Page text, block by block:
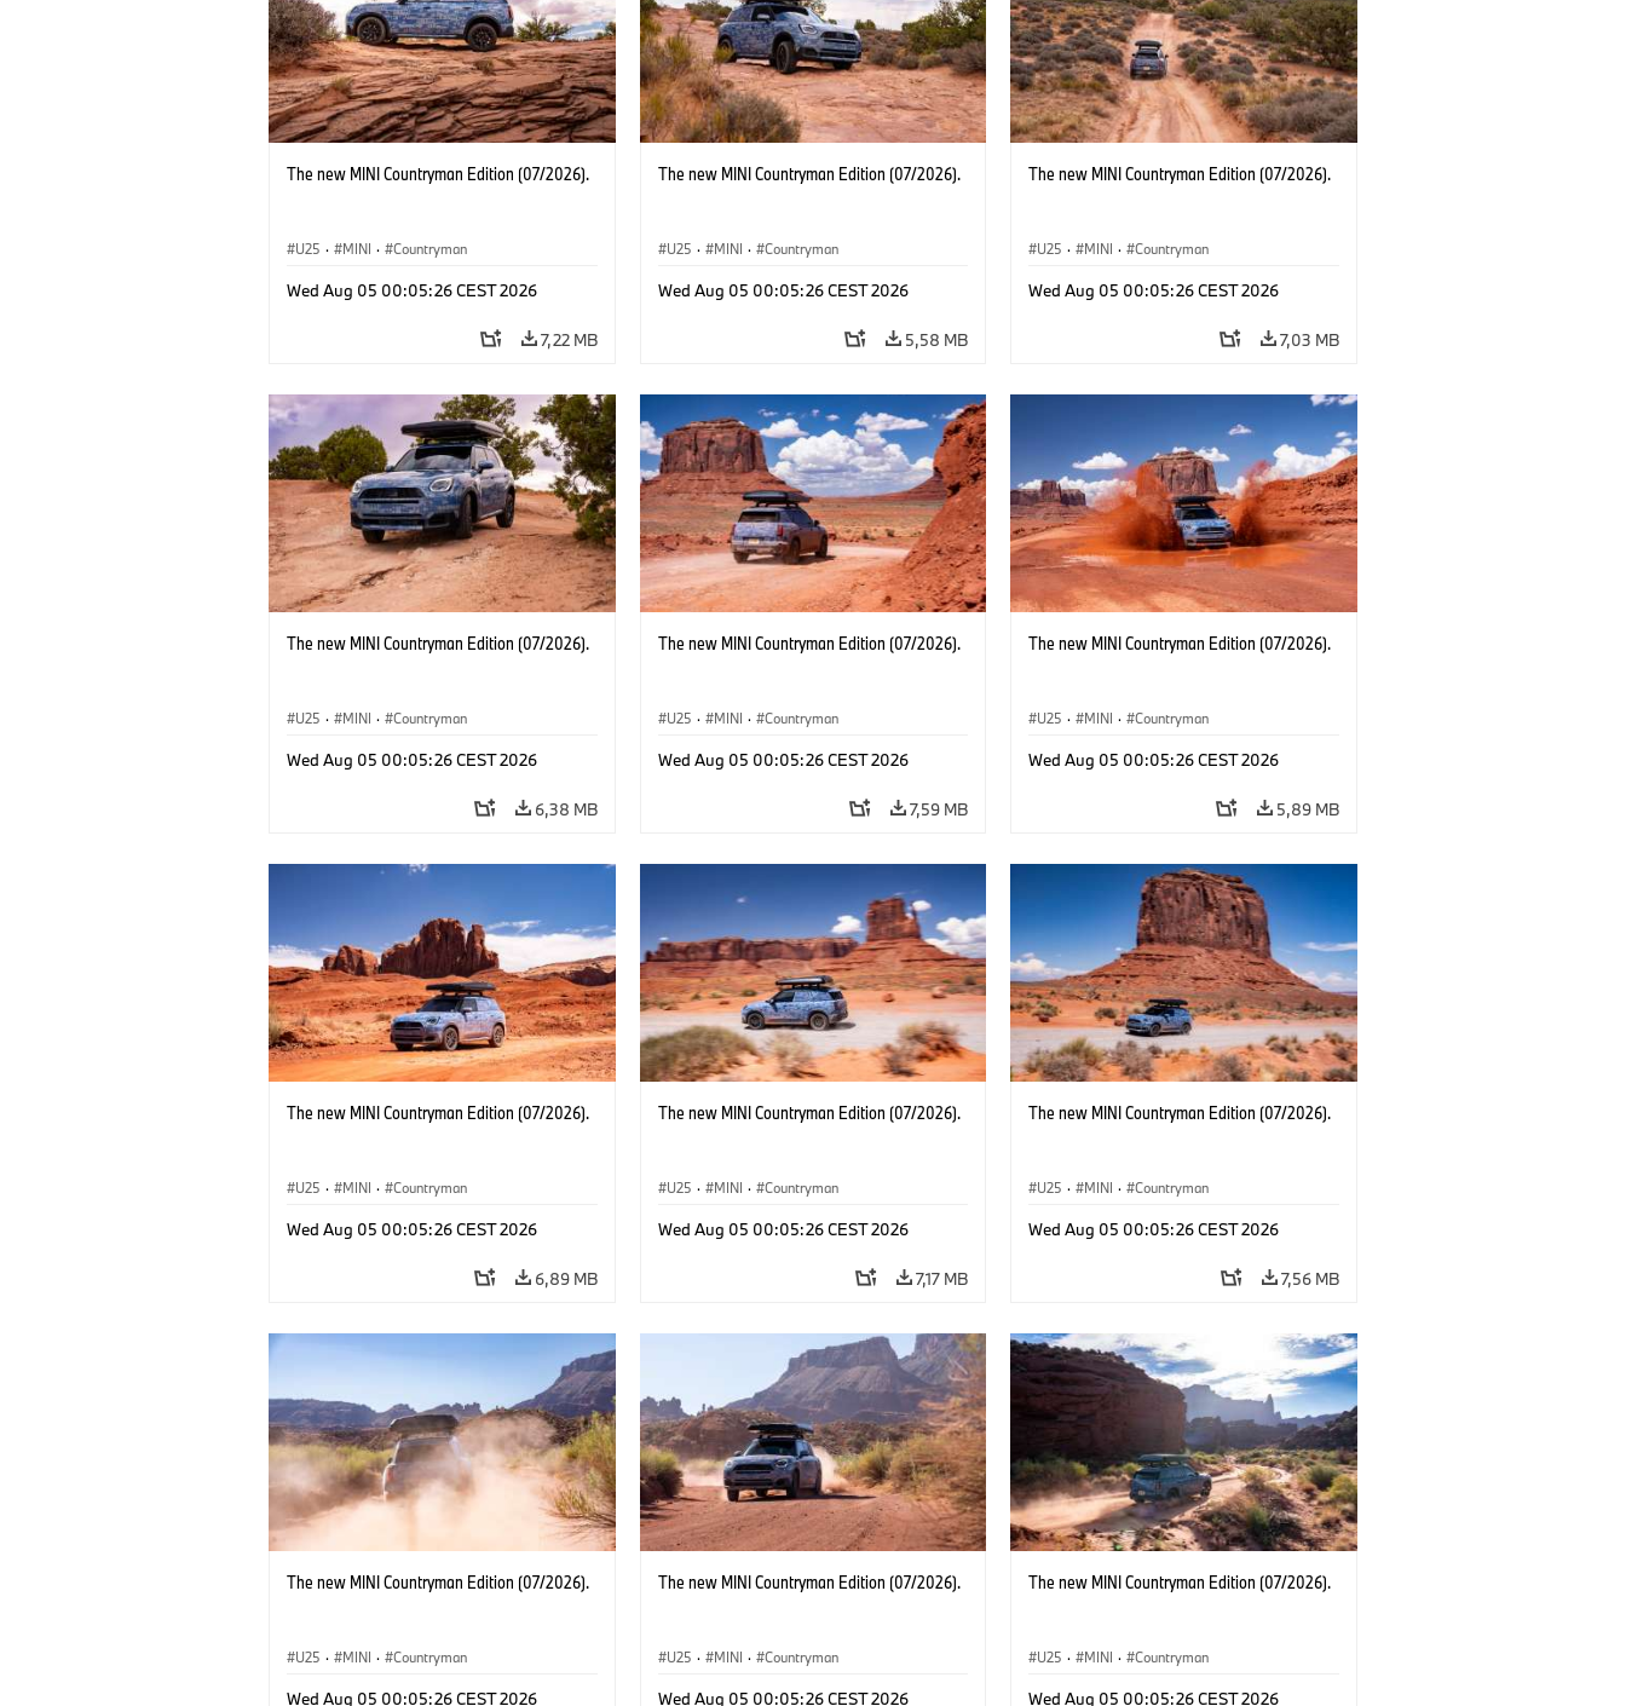
The new MINI Countryman Edition (07/2026).
U25 · MINI · Countryman
Wed Aug 05 00:05:26 CEST 2026
7,22 MB
The new MINI Countryman Edition (07/2026).
U25 · MINI · Countryman
Wed Aug 05 00:05:26 CEST 2026
5,58 MB
The new MINI Countryman Edition (07/2026).
U25 · MINI · Countryman
Wed Aug 05 00:05:26 CEST 2026
7,03 MB
The new MINI Countryman Edition (07/2026).
U25 · MINI · Countryman
Wed Aug 05 00:05:26 CEST 2026
6,38 MB
The new MINI Countryman Edition (07/2026).
U25 · MINI · Countryman
Wed Aug 05 00:05:26 CEST 2026
7,59 MB
The new MINI Countryman Edition (07/2026).
U25 · MINI · Countryman
Wed Aug 05 00:05:26 CEST 2026
5,89 MB
The new MINI Countryman Edition (07/2026).
U25 · MINI · Countryman
Wed Aug 05 00:05:26 CEST 2026
6,89 MB
The new MINI Countryman Edition (07/2026).
U25 · MINI · Countryman
Wed Aug 05 00:05:26 CEST 2026
7,17 MB
The new MINI Countryman Edition (07/2026).
U25 · MINI · Countryman
Wed Aug 05 00:05:26 CEST 2026
7,56 MB
The new MINI Countryman Edition (07/2026).
U25 · MINI · Countryman
Wed Aug 05 00:05:26 CEST 2026
The new MINI Countryman Edition (07/2026).
U25 · MINI · Countryman
Wed Aug 05 00:05:26 CEST 2026
The new MINI Countryman Edition (07/2026).
U25 · MINI · Countryman
Wed Aug 05 00:05:26 CEST 2026